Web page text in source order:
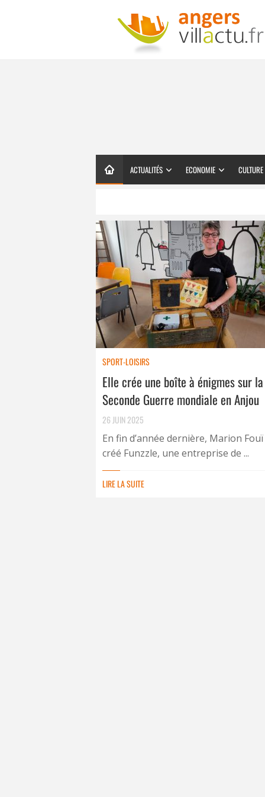
ACTUALITÉS ECONOMIE CULTURE
SPORT-LOISIRS
Elle crée une boîte à énigmes sur la
Seconde Guerre mondiale en Anjou
26 JUIN 2025
En fin d’année dernière, Marion Fouï
créé Funzzle, une entreprise de ...
LIRE LA SUITE